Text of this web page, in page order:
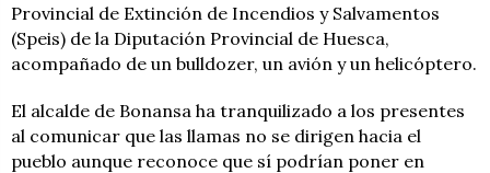
Provincial de Extinción de Incendios y Salvamentos
(Speis) de la Diputación Provincial de Huesca,
acompañado de un bulldozer, un avión y un helicóptero.
El alcalde de Bonansa ha tranquilizado a los presentes
al comunicar que las llamas no se dirigen hacia el
pueblo aunque reconoce que sí podrían poner en